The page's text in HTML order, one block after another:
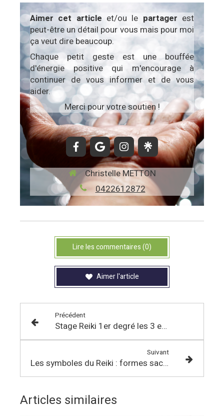
Aimer cet article et/ou le partager est
peut-être un détail pour vous mais pour moi
ça veut dire beaucoup.
Chaque petit geste est une bouffée
d'énergie positive qui m'encourage à
continuer de vous informer et de vous
aider.
Merci pour votre soutien !
Christelle METTON
0422612872
Lire les commentaires (0)
Aimer l'article
Précédent
Stage Reiki 1er degré les 3 et 4 octobre 2026
Suivant
Les symboles du Reiki : formes sacrées, fréquences vivantes
Articles similaires